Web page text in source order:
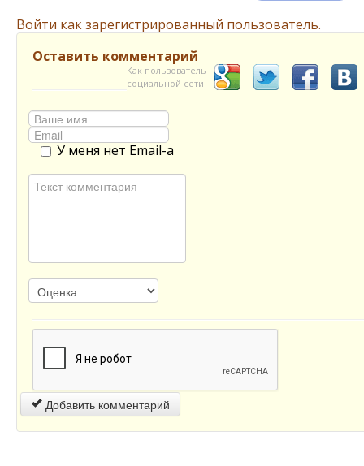
Войти как зарегистрированный пользователь.
Оставить комментарий
Как пользователь
социальной сети
У меня нет Email-а
Добавить комментарий